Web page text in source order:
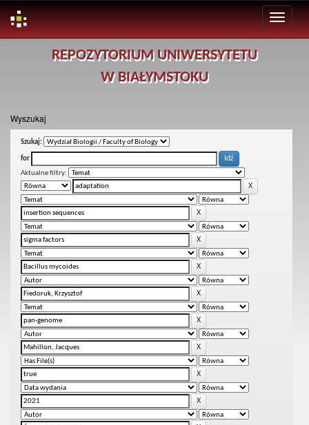
REPOZYTORIUM UNIWERSYTETU
W BIAŁYMSTOKU
Wyszukaj
Szukaj:
for
Aktualne filtry: